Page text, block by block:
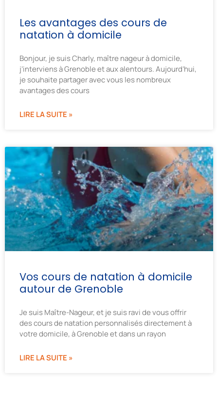
Les avantages des cours de
natation à domicile
Bonjour, je suis Charly, maître nageur à domicile,
j’interviens à Grenoble et aux alentours. Aujourd’hui,
je souhaite partager avec vous les nombreux
avantages des cours
LIRE LA SUITE »
Vos cours de natation à domicile
autour de Grenoble
Je suis Maître-Nageur, et je suis ravi de vous offrir
des cours de natation personnalisés directement à
votre domicile, à Grenoble et dans un rayon
LIRE LA SUITE »